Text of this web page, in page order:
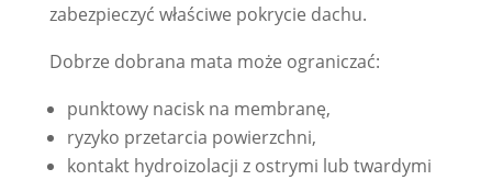
zabezpieczyć właściwe pokrycie dachu.
Dobrze dobrana mata może ograniczać:
punktowy nacisk na membranę,
ryzyko przetarcia powierzchni,
kontakt hydroizolacji z ostrymi lub twardymi